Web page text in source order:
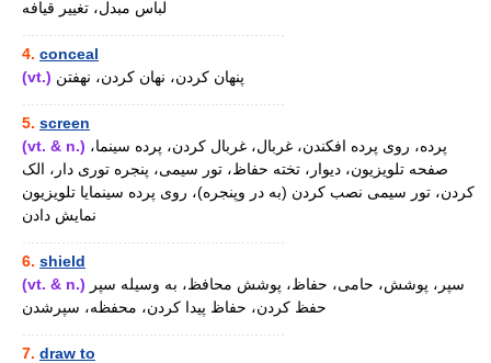
لباس مبدل، تغییر قیافه
4. conceal
(vt.) پنهان کردن، نهان کردن، نهفتن
5. screen
(vt. & n.)
صفحه تلویزیون، دیوار، تخته حفاظ، تور سیمی، پنجره توری دار، الک
کردن، تور سیمی نصب کردن (به در وپنجره)، روی پرده سینمایا تلویزیون
نمایش دادن
6. shield
(vt. & n.)
حفظ کردن، حفاظ پیدا کردن، محفظه، سپرشدن
7. draw to